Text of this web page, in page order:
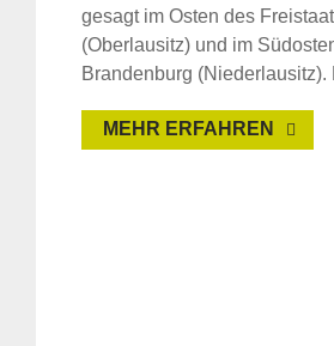
gesagt im Osten des
(Oberlausitz) und im
Brandenburg
MEHR ERFAHREN